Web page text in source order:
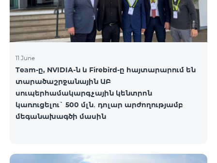
11 June
Team-ը, NVIDIA-ն և Firebird-ը հայտարարում են
տարածաշրջանային ԱԲ
սուպերհամակարգչային կենտրոն
կառուցելու` 500 մլն․ դոլար արժողությամբ
մեգանախագծի մասին